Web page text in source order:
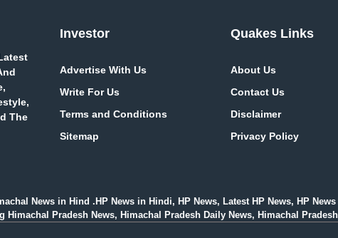
The
Investor
Advertise With Us
Write For Us
Terms and Conditions
Sitemap
Quakes Links
About Us
Contact Us
Disclaimer
Privacy Policy
News in Hind .HP News in Hindi, HP News, Latest HP News, HP
Himachal Pradesh News, Himachal Pradesh Daily News, Himachal Pradesh